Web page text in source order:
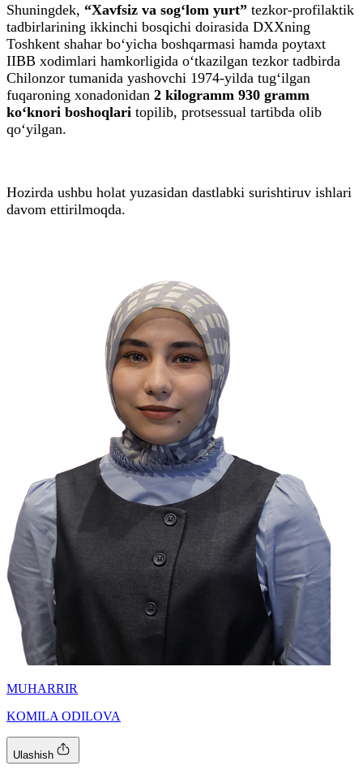
Shuningdek, “Xavfsiz va sog‘lom yurt” tezkor-profilaktik
tadbirlarining ikkinchi bosqichi doirasida DXXning
Toshkent shahar bo‘yicha boshqarmasi hamda poytaxt
IIBB xodimlari hamkorligida o‘tkazilgan tezkor tadbirda
Chilonzor tumanida yashovchi 1974-yilda tug‘ilgan
fuqaroning xonadonidan 2 kilogramm 930 gramm
ko‘knori boshoqlari topilib, protsessual tartibda olib
qo‘yilgan.
Hozirda ushbu holat yuzasidan dastlabki surishtiruv ishlari
davom ettirilmoqda.
MUHARRIR
KOMILA ODILOVA
Ulashish